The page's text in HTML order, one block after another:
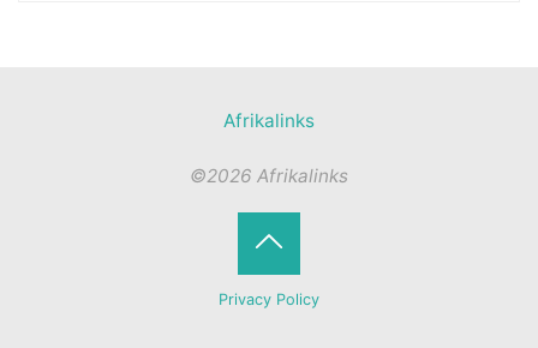
Afrikalinks
©2026 Afrikalinks
Privacy Policy
Terug